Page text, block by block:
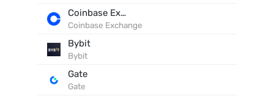
Coinbase Exchange
Coinbase Exchange
Bybit
Bybit
Gate
Gate